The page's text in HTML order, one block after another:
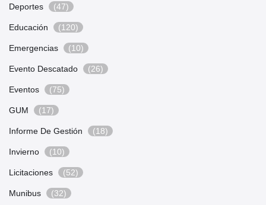
Deportes (47)
Educación (120)
Emergencias (10)
Evento Descatado (26)
Eventos (75)
GUM (17)
Informe De Gestión (18)
Invierno (10)
Licitaciones (52)
Munibus (32)